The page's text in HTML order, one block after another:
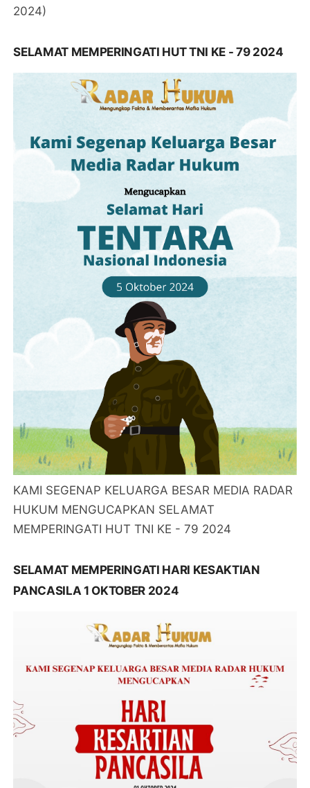
2024)
SELAMAT MEMPERINGATI HUT TNI KE - 79 2024
KAMI SEGENAP KELUARGA BESAR MEDIA RADAR
HUKUM MENGUCAPKAN SELAMAT
MEMPERINGATI HUT TNI KE - 79 2024
SELAMAT MEMPERINGATI HARI KESAKTIAN
PANCASILA 1 OKTOBER 2024